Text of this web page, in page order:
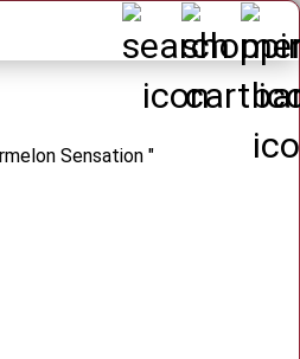
Sensation "